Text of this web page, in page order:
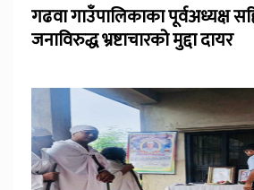
गढवा गाउँपालिकाका पूर्वअध्यक्ष
जनाविरुद्ध भ्रष्टाचारको मुद्दा दायर